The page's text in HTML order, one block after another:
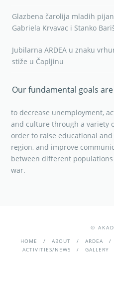
Glazbena čarolija mladih
Gabriela Krvavac i Stanko
Jubilarna ARDEA u znaku
stiže u Čapljinu
Our fundamental goals are
to decrease unemployment,
and culture through a variety
order to raise educational
region, and improve
between different
war.
©
HOME
ABOUT ARDEA
ACTIVITIES/NEWS
GALLERY